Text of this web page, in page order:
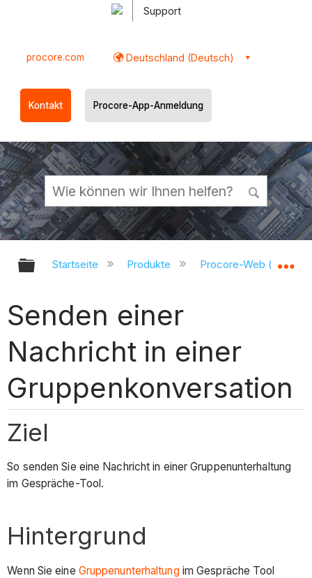
Support
procore.com Deutschland (Deutsch)
Kontakt Procore-App-Anmeldung
Globale Hierarchie auf- und
Startseite Produkte Procore-Web
Senden einer
Nachricht in einer
Gruppenkonversation
Ziel
So senden Sie eine Nachricht in einer Gruppenunterhaltung
im Gespräche-Tool.
Hintergrund
Wenn Sie eine Gruppenunterhaltungim Gespräche Tool